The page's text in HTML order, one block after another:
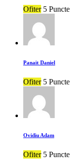
Ofiter 5 Puncte
Panait Daniel
Ofiter 5 Puncte
Ovidiu Adam
Ofiter 5 Puncte